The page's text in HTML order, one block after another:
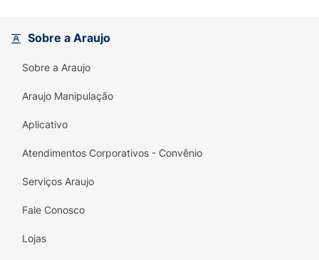
e as pontas duplas.
Blindagem Antifrizz:
ferramentas térmicas.
Ativos Poderosos:
hidratação e Colágeno Vegetal para
Sobre a Araujo
Sobre a Araujo
Araujo Manipulação
Aplicativo
Atendimentos Corporativos - Convênio
Serviços Araujo
Fale Conosco
Lojas